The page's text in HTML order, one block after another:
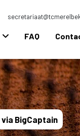
FAQ
BigCaptain